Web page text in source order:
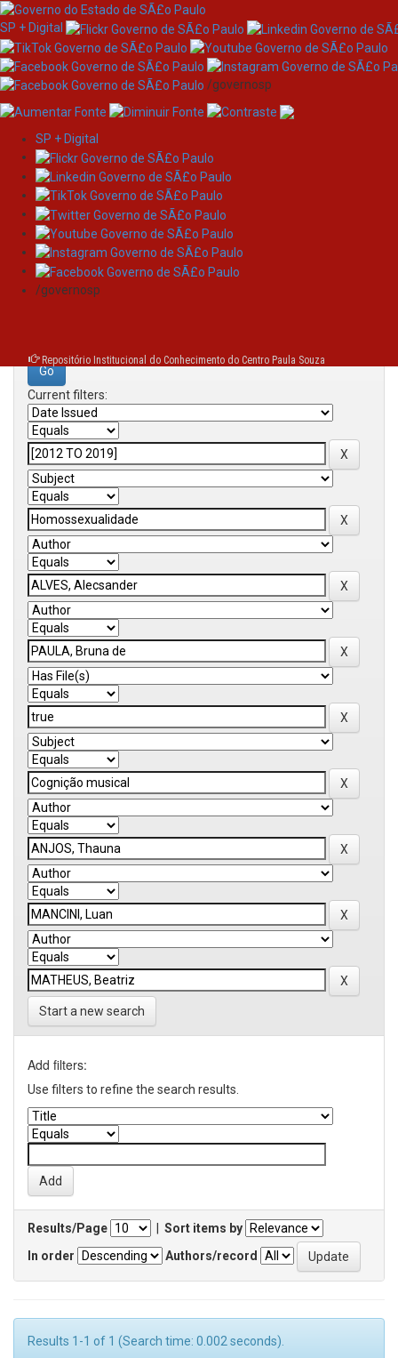
Skip
navigation
SP + Digital
/governosp
SP + Digital
/governosp
Repositório Institucional do Conhecimento do Centro Paula Souza
Search
Search:
Current filters:
Start a new search
Add filters:
Use filters to refine the search results.
Results/Page
Sort items by
In order
Authors/record
Results 1-1 of 1 (Search time: 0.002 seconds).